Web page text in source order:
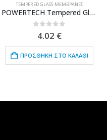
TEMPERED GLASS-ΜΕΜΒΡΆΝΕΣ
POWERTECH Tempered Glass 9H(0.33MM), για Nokia 5
out of 5
4.02 €
ΠΡΟΣΘΉΚΗ ΣΤΟ ΚΑΛΆΘΙ